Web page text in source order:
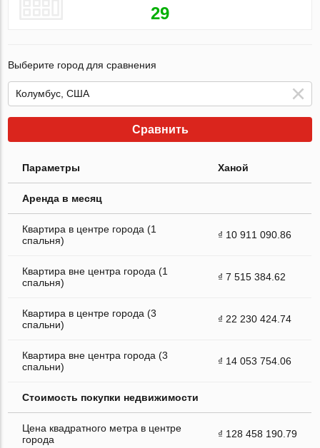
29
Выберите город для сравнения
Сравнить
Параметры Ханой
Аренда в месяц
Квартира в центре города (1
спальня)
₫ 10 911 090.86
Квартира вне центра города (1
спальня)
₫ 7 515 384.62
Квартира в центре города (3
спальни)
₫ 22 230 424.74
Квартира вне центра города (3
спальни)
₫ 14 053 754.06
Стоимость покупки недвижимости
Цена квадратного метра в центре
города
₫ 128 458 190.79